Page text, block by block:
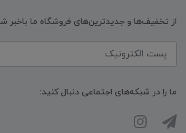
از تخفیف‌ها و جدیدترین‌های فروشگاه ما باخبر
ما را در شبکه‌های اجتماعی دنبال کنید: